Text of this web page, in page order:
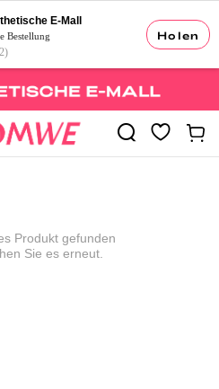
Holen
E-Mall
Bestellung
Produkt gefunden
Sie es erneut.